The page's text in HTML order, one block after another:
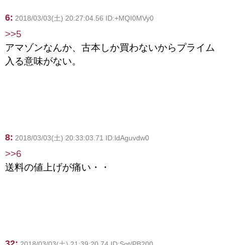
6: 2018/03/03(土) 20:27:04.56 ID:+MQI0MVy0
>>5
アマゾンなんか、古本しか買わないからプライム
入る意味がない。
8: 2018/03/03(土) 20:33:03.71 ID:ldAguvdw0
>>6
送料の値上げが痛い・・